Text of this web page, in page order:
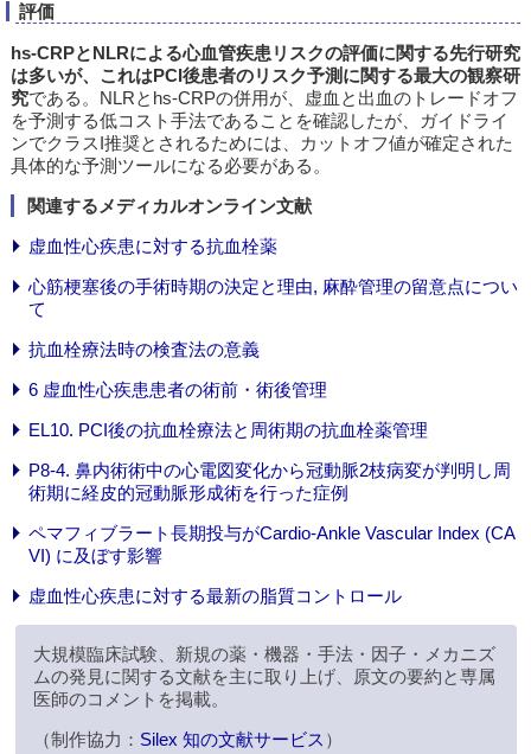
評価
hs-CRPとNLRによる心血管疾患リスクの評価に関する先行研究
は多いが、これはPCI後患者のリスク予測に関する最大の観察研
究である。NLRとhs-CRPの併用が、虚血と出血のトレードオフ
を予測する低コスト手法であることを確認したが、ガイドライ
ンでクラスI推奨とされるためには、カットオフ値が確定された
具体的な予測ツールになる必要がある。
関連するメディカルオンライン文献
虚血性心疾患に対する抗血栓薬
心筋梗塞後の手術時期の決定と理由, 麻酔管理の留意点につい
て
抗血栓療法時の検査法の意義
6 虚血性心疾患患者の術前・術後管理
EL10. PCI後の抗血栓療法と周術期の抗血栓薬管理
P8-4. 鼻内術術中の心電図変化から冠動脈2枝病変が判明し周
術期に経皮的冠動脈形成術を行った症例
ペマフィブラート長期投与がCardio-Ankle Vascular Index (CA
VI) に及ぼす影響
虚血性心疾患に対する最新の脂質コントロール
大規模臨床試験、新規の薬・機器・手法・因子・メカニズ
ムの発見に関する文献を主に取り上げ、原文の要約と専属
医師のコメントを掲載。
（制作協力： Silex 知の文献サービス ）